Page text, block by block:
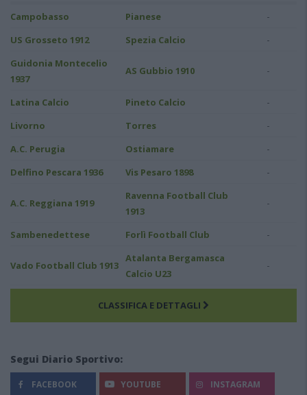
Campobasso Pianese -
US Grosseto 1912 Spezia Calcio -
Guidonia Montecelio
1937
AS Gubbio 1910 -
Latina Calcio Pineto Calcio -
Livorno Torres -
A.C. Perugia Ostiamare -
Delfino Pescara 1936 Vis Pesaro 1898 -
A.C. Reggiana 1919
Ravenna Football Club
1913
-
Sambenedettese Forlì Football Club -
Vado Football Club 1913
Atalanta Bergamasca
Calcio U23
-
CLASSIFICA E DETTAGLI
Segui Diario Sportivo:
FACEBOOK YOUTUBE INSTAGRAM